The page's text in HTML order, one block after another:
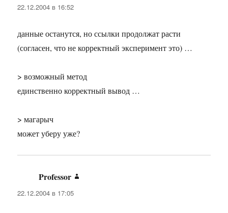
22.12.2004 в 16:52
данные останутся, но ссылки продолжат расти
(согласен, что не корректный эксперимент это) …
> возможный метод
единственно корректный вывод …
> магарыч
может уберу уже?
Professor
22.12.2004 в 17:05